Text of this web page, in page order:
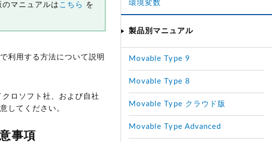
マニュアルは こちら
を
利用する方法について説明
ロソフト社、および自社
してください。
事項
環境変数
製品別マニュアル
Movable Type 9
Movable Type 8
Movable Type クラウド版
Movable Type Advanced